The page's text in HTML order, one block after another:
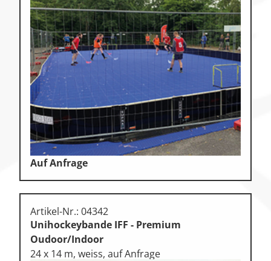
Auf Anfrage
Artikel-Nr.: 04342
Unihockeybande IFF - Premium
Oudoor/Indoor
24 x 14 m, weiss, auf Anfrage